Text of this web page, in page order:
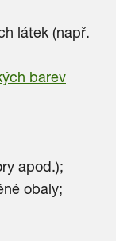
látek (např.
barev
apod.);
obaly;